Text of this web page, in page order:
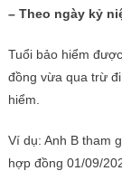
– Theo ngày kỷ
Tuổi bảo hiểm
đồng vừa qua trừ
hiểm.
Ví dụ: Anh B tham
hợp đồng 01/09/